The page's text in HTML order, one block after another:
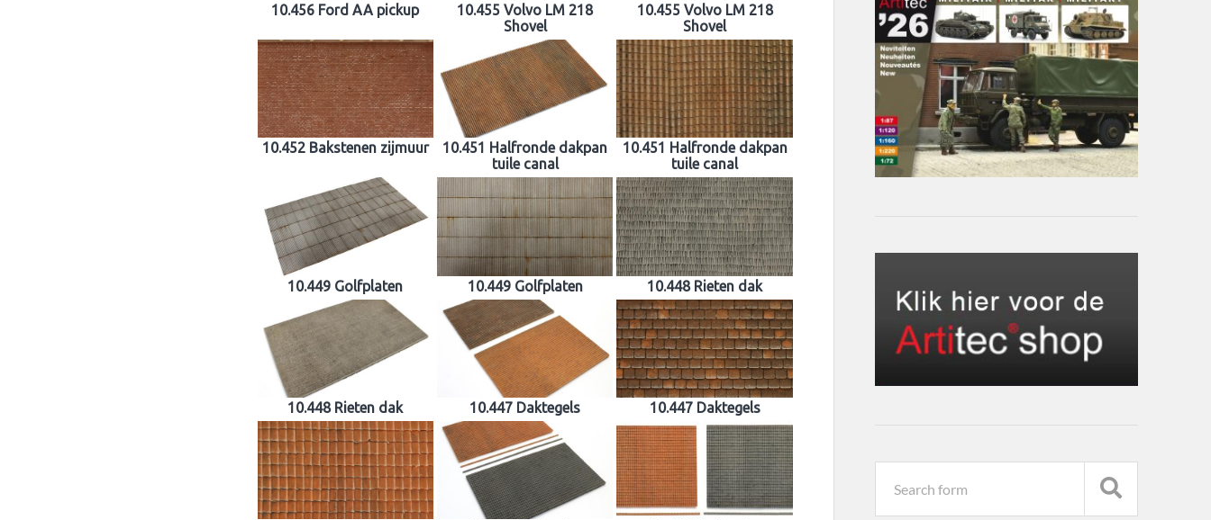
10.456 Ford AA pickup
10.455 Volvo LM 218
Shovel
10.455 Volvo LM 218
Shovel
10.452 Bakstenen zijmuur
10.451 Halfronde dakpan
tuile canal
10.451 Halfronde dakpan
tuile canal
10.449 Golfplaten 10.449 Golfplaten 10.448 Rieten dak
10.448 Rieten dak 10.447 Daktegels 10.447 Daktegels